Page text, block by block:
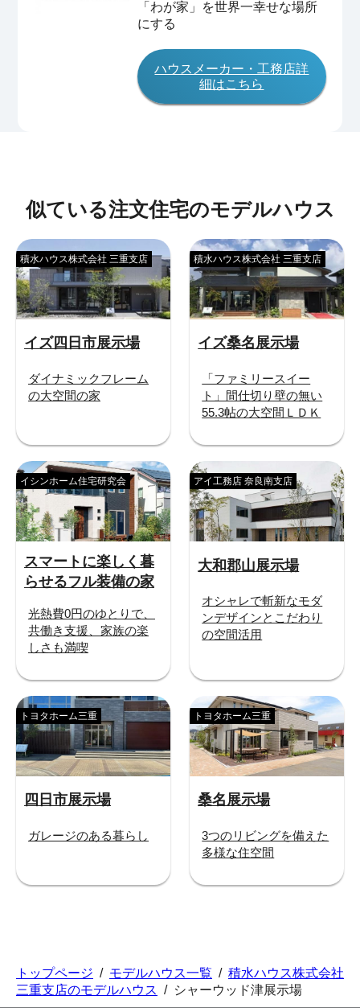
「わが家」を世界一幸せな場所
にする
ハウスメーカー・工務店詳
細はこちら
似ている注文住宅のモデルハウス
イズ四日市展示場
積水ハウス株式会社 三重支店
ダイナミックフレーム
の大空間の家
イズ桑名展示場
積水ハウス株式会社 三重支店
「ファミリースイー
ト」間仕切り壁の無い
55.3帖の大空間ＬＤＫ
スマートに楽しく暮
らせるフル装備の家
イシンホーム住宅研究会
光熱費0円のゆとりで、
共働き支援、家族の楽
しさも満喫
大和郡山展示場
アイ工務店 奈良南支店
オシャレで斬新なモダ
ンデザインとこだわり
の空間活用
四日市展示場
トヨタホーム三重
ガレージのある暮らし
桑名展示場
トヨタホーム三重
3つのリビングを備えた
多様な住空間
トップページ / モデルハウス一覧 / 積水ハウス株式会社
三重支店のモデルハウス / シャーウッド津展示場